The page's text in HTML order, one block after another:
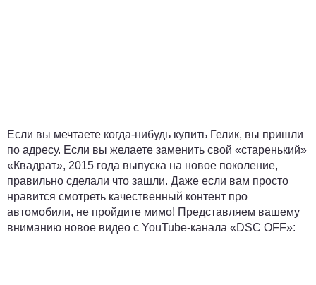
Если вы мечтаете когда-нибудь купить Гелик, вы пришли
по адресу. Если вы желаете заменить свой «старенький»
«Квадрат», 2015 года выпуска на новое поколение,
правильно сделали что зашли. Даже если вам просто
нравится смотреть качественный контент про
автомобили, не пройдите мимо! Представляем вашему
вниманию новое видео с YouTube-канала «DSC OFF»: